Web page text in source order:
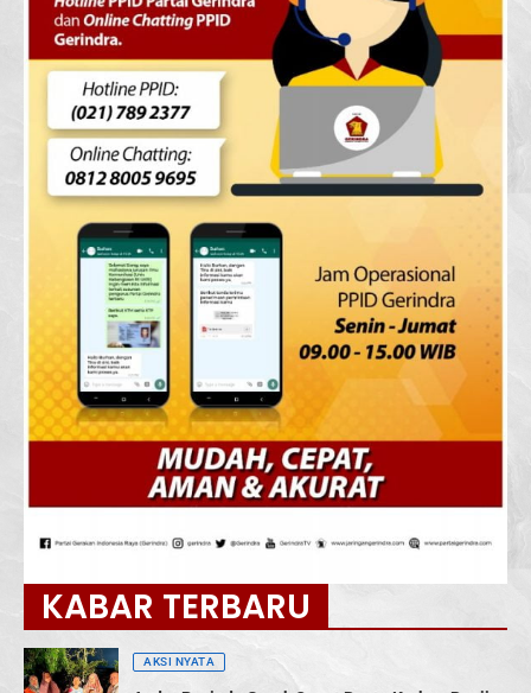
KABAR TERBARU
AKSI NYATA